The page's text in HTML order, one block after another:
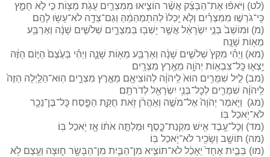
(לט) וַיֹּאפ֨וּ אֶת־הַבָּצֵ֜ק אֲשֶׁ֨ר הוֹצִ֧יאוּ מִמִּצְרַ֛יִם עֻגֹ֥ת מַצּ֖וֹת כִּ֣י לֹ֣א חָמֵ֑ץ
כִּֽי־גֹרְשׁ֣וּ מִמִּצְרַ֗יִם וְלֹ֤א יָֽכְלוּ֙ לְהִתְמַהְמֵ֔הַּ וְגַם־צֵדָ֖ה לֹא־עָשׂ֥וּ לָהֶֽם׃
(מ) וּמוֹשַׁב֙ בְּנֵ֣י יִשְׂרָאֵ֔ל אֲשֶׁ֥ר יָשְׁב֖וּ בְּמִצְרָ֑יִם שְׁלֹשִׁ֣ים שָׁנָ֔ה וְאַרְבַּ֥ע
מֵא֖וֹת שָׁנָֽה׃
(מא) וַיְהִ֗י מִקֵּץ֙ שְׁלֹשִׁ֣ים שָׁנָ֔ה וְאַרְבַּ֥ע מֵא֖וֹת שָׁנָ֑ה וַיְהִ֗י בְּעֶ֙צֶם֙ הַיּ֣וֹם הַזֶּ֔ה
יָ֥צְא֛וּ כׇּל־צִבְא֥וֹת יְהֹוָ֖ה מֵאֶ֥רֶץ מִצְרָֽיִם׃
(מב) לֵ֣יל שִׁמֻּרִ֥ים הוּא֙ לַֽיהֹוָ֔ה לְהוֹצִיאָ֖ם מֵאֶ֣רֶץ מִצְרָ֑יִם הֽוּא־הַלַּ֤יְלָה הַזֶּה֙
לַֽיהֹוָ֔ה שִׁמֻּרִ֛ים לְכׇל־בְּנֵ֥י יִשְׂרָאֵ֖ל לְדֹרֹתָֽם׃
(מג) וַיֹּ֤אמֶר יְהֹוָה֙ אֶל־מֹשֶׁ֣ה וְאַהֲרֹ֔ן זֹ֖את חֻקַּ֣ת הַפָּ֑סַח כׇּל־בֶּן־נֵכָ֖ר
לֹא־יֹ֥אכַל בּֽוֹ׃
(מד) וְכׇל־עֶ֥בֶד אִ֖ישׁ מִקְנַת־כָּ֑סֶף וּמַלְתָּ֣ה אֹת֔וֹ אָ֖ז יֹ֥אכַל בּֽוֹ׃
(מה) תּוֹשָׁ֥ב וְשָׂכִ֖יר לֹא־יֹ֥אכַל בּֽוֹ׃
(מו) בְּבַ֤יִת אֶחָד֙ יֵאָכֵ֔ל לֹא־תוֹצִ֧יא מִן־הַבַּ֛יִת מִן־הַבָּשָׂ֖ר ח֑וּצָה וְעֶ֖צֶם לֹ֥א